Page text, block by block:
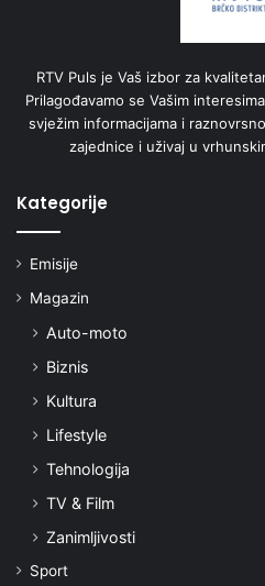
RTV Puls je Vaš izbor za
Prilagođavamo se Vašim
svježim informacijama i
zajednice i uživaj u
Kategorije
Emisije
Magazin
Auto-moto
Biznis
Kultura
Lifestyle
Tehnologija
TV & Film
Zanimljivosti
Sport